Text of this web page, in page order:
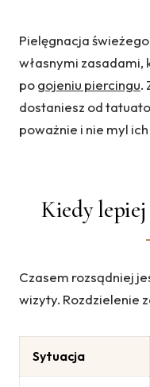
Pielęgnacja
własnymi zasadami,
pogojeniu piercingu.
dostaniesz od
poważnie i nie myl
Kiedy
Czasem rozsądniej
wizyty. Rozdzielenie
Sytuacja